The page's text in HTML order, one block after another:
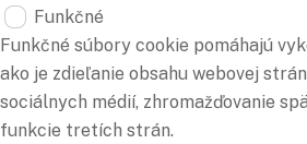
Funkčné
Funkčné súbory cookie pomáhajú
ako je zdieľanie obsahu webovej
sociálnych médií, zhromažďovanie
funkcie tretích strán.